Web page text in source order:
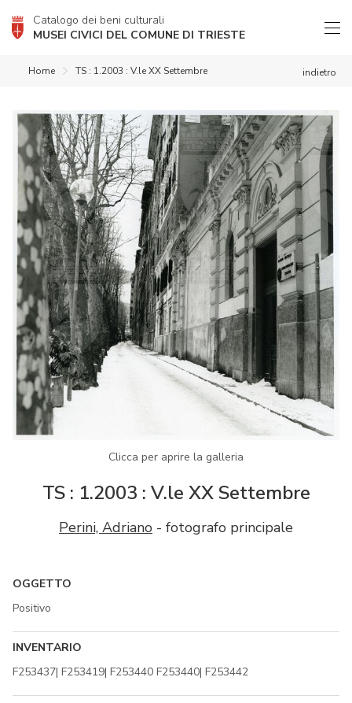
Catalogo dei beni culturali
MUSEI CIVICI DEL COMUNE DI TRIESTE
indietro
Home TS : 1.2003 : V.le XX Settembre
Clicca per aprire la galleria
TS : 1.2003 : V.le XX Settembre
Perini, Adriano - fotografo principale
OGGETTO
Positivo
INVENTARIO
F253437| F253419| F253440 F253440| F253442